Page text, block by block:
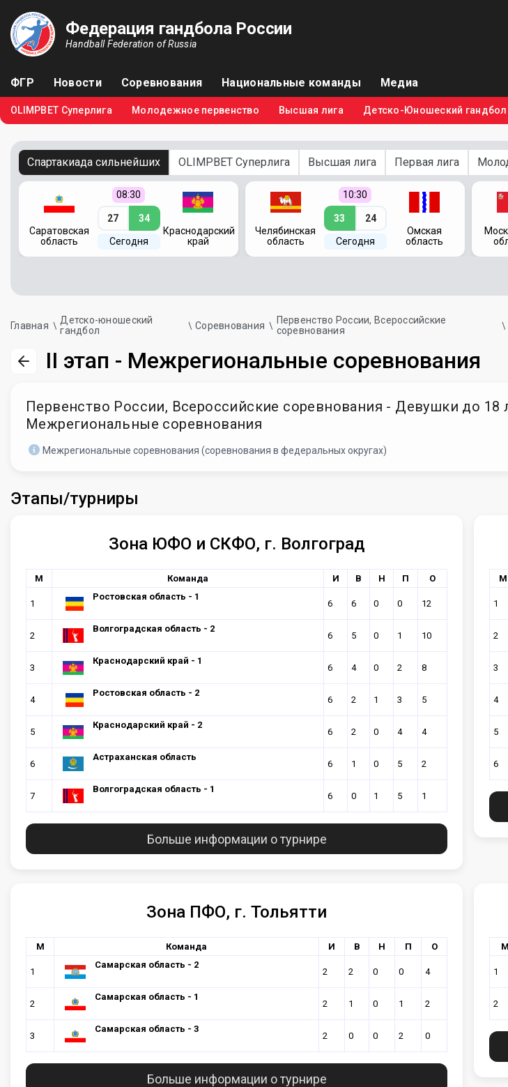
Федерация гандбола России
Handball Federation of Russia
ФГР Новости Соревнования Национальные команды Медиа
OLIMPBET Суперлига Молодежное первенство Высшая лига Детско-Юношеский гандбол
Спартакиада сильнейших OLIMPBET Суперлига Высшая лига Первая лига
Саратовская
область
08:30
27 34
Сегодня
Краснодарский
край
Челябинская
область
10:30
33 24
Сегодня
Омская
область
Главная
Детско-юношеский
гандбол
Соревнования
Первенство России, Всероссийские
соревнования
II этап - Межрегиональные соревнования
Первенство России, Всероссийские соревнования - Девушки до 18
Межрегиональные соревнования
Межрегиональные соревнования (соревнования в федеральных округах)
Этапы/турниры
Зона ЮФО и СКФО, г. Волгоград
М Команда И В Н П О
1
Ростовская область - 1
6 6 0 0 12
2
Волгоградская область - 2
6 5 0 1 10
3
Краснодарский край - 1
6 4 0 2 8
4
Ростовская область - 2
6 2 1 3 5
5
Краснодарский край - 2
6 2 0 4 4
6
Астраханская область
6 1 0 5 2
7
Волгоградская область - 1
6 0 1 5 1
Больше информации о турнире
М
1
2
3
4
5
6
Зона ПФО, г. Тольятти
М Команда И В Н П О
1
Самарская область - 2
2 2 0 0 4
2
Самарская область - 1
2 1 0 1 2
3
Самарская область - 3
2 0 0 2 0
Больше информации о турнире
М
1
2